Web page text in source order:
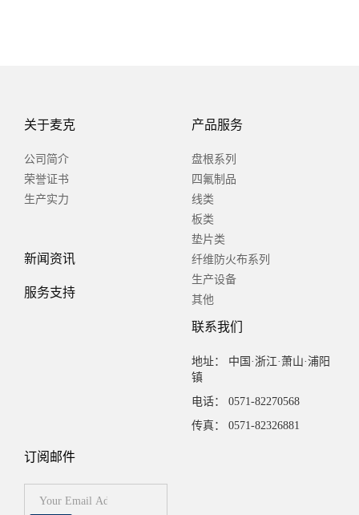
关于麦克
公司简介
荣誉证书
生产实力
新闻资讯
服务支持
产品服务
盘根系列
四氟制品
线类
板类
垫片类
纤维防火布系列
生产设备
其他
联系我们
地址： 中国·浙江·萧山·浦阳
镇
电话： 0571-82270568
传真： 0571-82326881
订阅邮件